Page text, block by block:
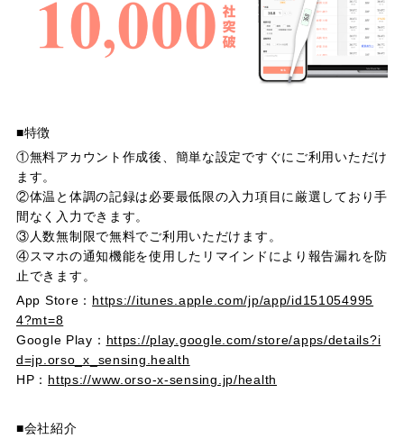
■特徴
①無料アカウント作成後、簡単な設定ですぐにご利用いただけ
ます。
②体温と体調の記録は必要最低限の入力項目に厳選しており手
間なく入力できます。
③人数無制限で無料でご利用いただけます。
④スマホの通知機能を使用したリマインドにより報告漏れを防
止できます。
App Store： https://itunes.apple.com/jp/app/id151054995
4?mt=8
Google Play： https://play.google.com/store/apps/details?i
d=jp.orso_x_sensing.health
HP： https://www.orso-x-sensing.jp/health
■会社紹介